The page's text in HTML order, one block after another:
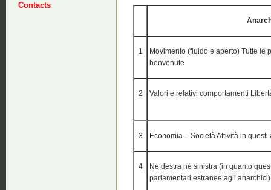
Contacts
1
Movimento (fluido e aperto) Tutte le
benvenute
2 Valori e relativi comportamenti
3 Economia – Società Attività in
4
Né destra né sinistra (in quanto
parlamentari estranee agli anarchici)